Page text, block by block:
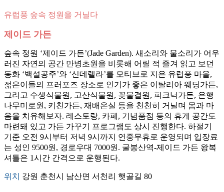
유럽풍 숲속 정원을 거닐다
제이드 가든
숲속 정원 ‘제이드 가든’(Jade Garden). 새소리와 물소리가 어우
러진 자연의 공간 만병초원을 비롯해 어릴 적 즐겨 읽고 보던
동화 ‘백설공주’와 ‘신데렐라’를 모티브로 지은 유럽풍 마을,
젊은이들의 프러포즈 장소로 인기가 좋은 이탈리아 웨딩가든,
그리고 수생식물원, 고산식물원, 꽃물결원, 피크닉가든, 은행
나무미로원, 키친가든, 재배온실 등을 천천히 거닐며 몸과 마
음을 치유해보자. 레스토랑, 카페, 기념품점 등의 휴게 공간도
마련돼 있고 가든 가꾸기 프로그램도 상시 진행한다. 하절기
기준 오전 9시부터 저녁 9시까지 연중무휴로 운영되며 입장료
는 성인 9500원, 경로우대 7000원. 굴봉산역-제이드 가든 왕복
셔틀은 1시간 간격으로 운행된다.
위치 강원 춘천시 남산면 서천리 햇골길 80